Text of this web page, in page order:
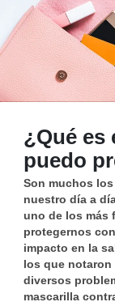
¿Qué es
puedo
Son muchos
nuestro día a
uno de los más
protegernos
impacto en la
los que
diversos
mascarilla